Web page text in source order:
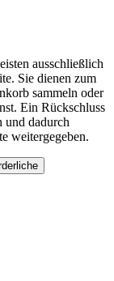
ausschließlich
Sie dienen zum
sammeln oder
Ein Rückschluss
und dadurch
weitergegeben.